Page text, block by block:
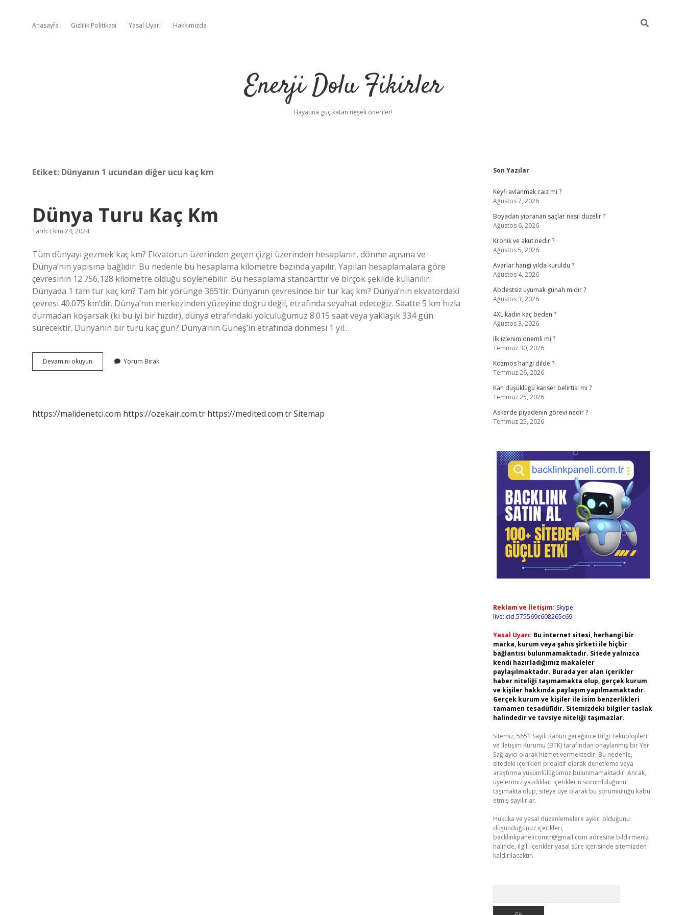
Anasayfa Gizlilik Politikası Yasal Uyarı Hakkımızda
Enerji Dolu Fikirler
Hayatına güç katan neşeli öneriler!
Etiket: Dünyanın 1 ucundan diğer ucu kaç km
Dünya Turu Kaç Km
Tarih: Ekim 24, 2024
Tüm dünyayı gezmek kaç km? Ekvatorun üzerinden geçen çizgi üzerinden hesaplanır, dönme açısına ve
Dünya’nın yapısına bağlıdır. Bu nedenle bu hesaplama kilometre bazında yapılır. Yapılan hesaplamalara göre
çevresinin 12.756,128 kilometre olduğu söylenebilir. Bu hesaplama standarttır ve birçok şekilde kullanılır.
Dünyada 1 tam tur kaç km? Tam bir yörünge 365’tir. Dünyanın çevresinde bir tur kaç km? Dünya’nın ekvatordaki
çevresi 40.075 km’dir. Dünya’nın merkezinden yüzeyine doğru değil, etrafında seyahat edeceğiz. Saatte 5 km hızla
durmadan koşarsak (ki bu iyi bir hızdır), dünya etrafındaki yolculuğumuz 8.015 saat veya yaklaşık 334 gün
sürecektir. Dünyanın bir turu kaç gün? Dünya’nın Güneş’in etrafında dönmesi 1 yıl…
Devamını okuyun
Turu
Yorum Bırak
https://malidenetci.com https://ozekair.com.tr https://medited.com.trSitemap
Sidebar
Son Yazılar
Keyfi avlanmak caiz mi ?
Ağustos 7, 2026
Boyadan yipranan saçlar nasıl düzelir ?
Ağustos 6, 2026
Kronik ve akut nedir ?
Ağustos 5, 2026
Avarlar hangi yılda kuruldu ?
Ağustos 4, 2026
Abdestsiz uyumak günah mıdır ?
Ağustos 3, 2026
4XL kadın kaç beden ?
Ağustos 3, 2026
Ilk izlenim önemli mi ?
Temmuz 30, 2026
Kozmos hangi dilde ?
Temmuz 26, 2026
Kan düşüklüğü kanser belirtisi mi ?
Temmuz 25, 2026
Askerde piyadenin görevi nedir ?
Temmuz 25, 2026
Reklam ve İletişim: Skype:
live:.cid.575569c608265c69
Yasal Uyarı: Bu internet sitesi, herhangi bir
marka, kurum veya şahıs şirketi ile hiçbir
bağlantısı bulunmamaktadır. Sitede yalnızca
kendi hazırladığımız makaleler
paylaşılmaktadır. Burada yer alan içerikler
haber niteliği taşımamakta olup, gerçek kurum
ve kişiler hakkında paylaşım yapılmamaktadır.
Gerçek kurum ve kişiler ile isim benzerlikleri
tamamen tesadüfidir. Sitemizdeki bilgiler taslak
halindedir ve tavsiye niteliği taşımazlar.
Sitemiz, 5651 Sayılı Kanun gereğince Bilgi Teknolojileri
ve İletişim Kurumu (BTK) tarafından onaylanmış bir Yer
Sağlayıcı olarak hizmet vermektedir. Bu nedenle,
sitedeki içerikleri proaktif olarak denetleme veya
araştırma yükümlülüğümüz bulunmamaktadır. Ancak,
üyelerimiz yazdıkları içeriklerin sorumluluğunu
taşımakta olup, siteye üye olarak bu sorumluluğu kabul
etmiş sayılırlar.
Hukuka ve yasal düzenlemelere aykırı olduğunu
düşündüğünüz içerikleri,
backlinkpanelicomtr@gmail.com adresine bildirmeniz
halinde, ilgili içerikler yasal süre içerisinde sitemizden
kaldırılacaktır.